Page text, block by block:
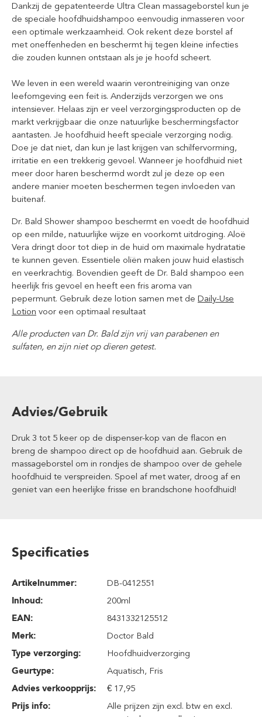
Dankzij de gepatenteerde Ultra Clean massageborstel kun je
de speciale hoofdhuidshampoo eenvoudig inmasseren voor
een optimale werkzaamheid. Ook rekent deze borstel af
met oneffenheden en beschermt hij tegen kleine infecties
die zouden kunnen ontstaan als je je hoofd scheert.
We leven in een wereld waarin verontreiniging van onze
leefomgeving een feit is. Anderzijds verzorgen we ons
intensiever. Helaas zijn er veel verzorgingsproducten op de
markt verkrijgbaar die onze natuurlijke beschermingsfactor
aantasten. Je hoofdhuid heeft speciale verzorging nodig.
Doe je dat niet, dan kun je last krijgen van schilfervorming,
irritatie en een trekkerig gevoel. Wanneer je hoofdhuid niet
meer door haren beschermd wordt zul je deze op een
andere manier moeten beschermen tegen invloeden van
buitenaf.
Dr. Bald Shower shampoo beschermt en voedt de hoofdhuid
op een milde, natuurlijke wijze en voorkomt uitdroging. Aloë
Vera dringt door tot diep in de huid om maximale hydratatie
te kunnen geven. Essentiele oliën maken jouw huid elastisch
en veerkrachtig. Bovendien geeft de Dr. Bald shampoo een
heerlijk fris gevoel en heeft een fris aroma van
pepermunt. Gebruik deze lotion samen met de Daily-Use
Lotion voor een optimaal resultaat
Alle producten van Dr. Bald zijn vrij van parabenen en
sulfaten, en zijn niet op dieren getest.
Advies/Gebruik
Druk 3 tot 5 keer op de dispenser-kop van de flacon en
breng de shampoo direct op de hoofdhuid aan. Gebruik de
massageborstel om in rondjes de shampoo over de gehele
hoofdhuid te verspreiden. Spoel af met water, droog af en
geniet van een heerlijke frisse en brandschone hoofdhuid!
Specificaties
Artikelnummer:
DB-0412551
Inhoud:
200ml
EAN:
8431332125512
Merk:
Doctor Bald
Type verzorging:
Hoofdhuidverzorging
Geurtype:
Aquatisch, Fris
Advies verkoopprijs:
€ 17,95
Prijs info:
Alle prijzen zijn excl. btw en excl.